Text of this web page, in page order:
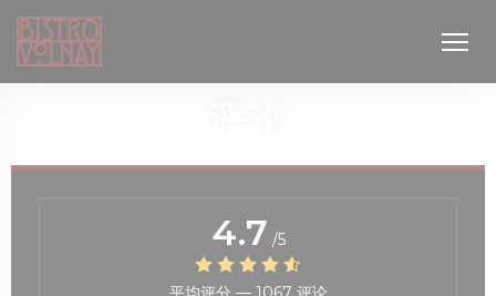
4.7 /5